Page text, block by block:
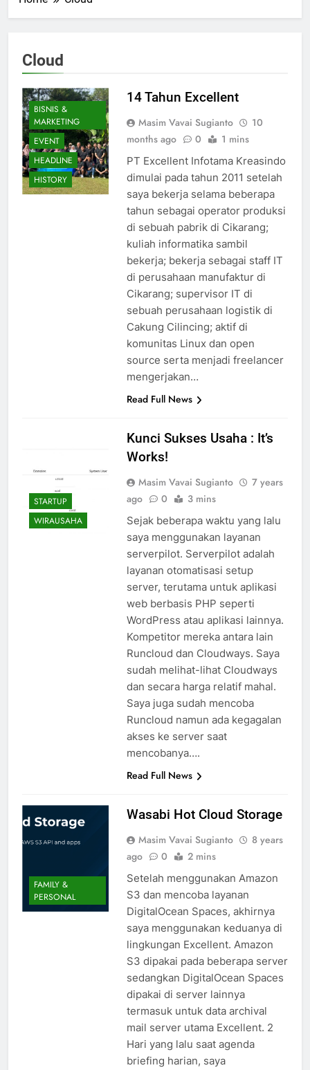
Cloud
BISNIS &
MARKETING
EVENT
HEADLINE
HISTORY
14 Tahun Excellent
Masim Vavai Sugianto
10
months ago
0 1 mins
PT Excellent Infotama Kreasindo
dimulai pada tahun 2011 setelah
saya bekerja selama beberapa
tahun sebagai operator produksi
di sebuah pabrik di Cikarang;
kuliah informatika sambil
bekerja; bekerja sebagai staff IT
di perusahaan manufaktur di
Cikarang; supervisor IT di
sebuah perusahaan logistik di
Cakung Cilincing; aktif di
komunitas Linux dan open
source serta menjadi freelancer
mengerjakan…
Read Full News
STARTUP
WIRAUSAHA
Kunci Sukses Usaha : It’s
Works!
Masim Vavai Sugianto
7 years
ago
0 3 mins
Sejak beberapa waktu yang lalu
saya menggunakan layanan
serverpilot. Serverpilot adalah
layanan otomatisasi setup
server, terutama untuk aplikasi
web berbasis PHP seperti
WordPress atau aplikasi lainnya.
Kompetitor mereka antara lain
Runcloud dan Cloudways. Saya
sudah melihat-lihat Cloudways
dan secara harga relatif mahal.
Saya juga sudah mencoba
Runcloud namun ada kegagalan
akses ke server saat
mencobanya….
Read Full News
FAMILY &
PERSONAL
Wasabi Hot Cloud Storage
Masim Vavai Sugianto
8 years
ago
0 2 mins
Setelah menggunakan Amazon
S3 dan mencoba layanan
DigitalOcean Spaces, akhirnya
saya menggunakan keduanya di
lingkungan Excellent. Amazon
S3 dipakai pada beberapa server
sedangkan DigitalOcean Spaces
dipakai di server lainnya
termasuk untuk data archival
mail server utama Excellent. 2
Hari yang lalu saat agenda
briefing harian, saya